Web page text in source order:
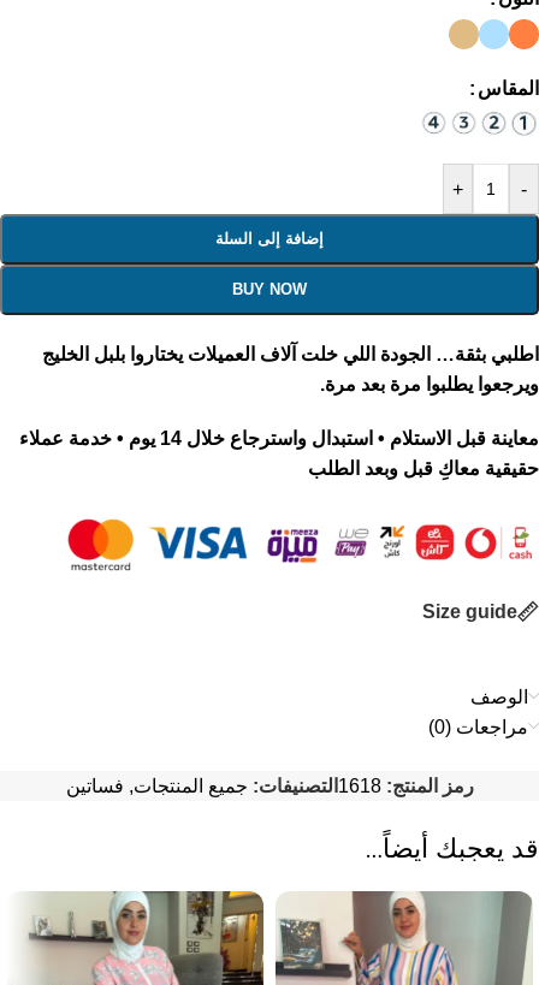
المقاس
-
+
إضافة إلى السلة
BUY NOW
اطلبي بثقة… الجودة اللي خلت آلاف العميلات يختاروا بلبل الخليج
ويرجعوا يطلبوا مرة بعد مرة.
معاينة قبل الاستلام • استبدال واسترجاع خلال 14 يوم • خدمة عملاء
حقيقية معاكِ قبل وبعد الطلب
Size guide
الوصف
مراجعات (0)
رمز المنتج:1618 التصنيفات: جميع المنتجات, فساتين
قد يعجبك أيضاً…